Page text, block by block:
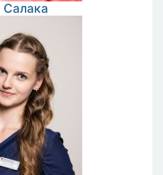
Салака